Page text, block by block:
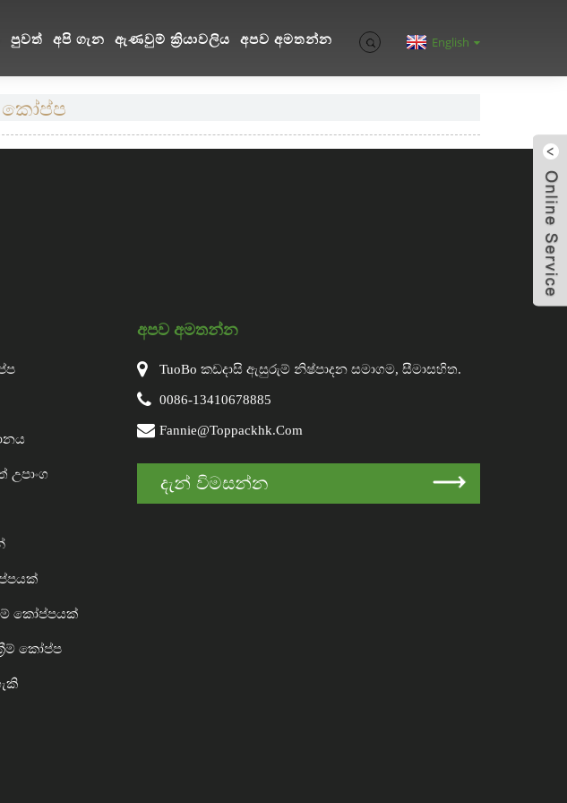
පුවත් අපි ගැන ඇණවුම් ක්‍රියාවලිය අපව අමතන්න English
කෝප්ප
කෝප්පයක්
කෝප්ප
අපව අමතන්න
TuoBo කඩදාසි ඇසුරුම් නිෂ්පාදන සමාගම, සීමාසහිත.
0086-13410678885
Fannie@toppackhk.com
දැන් විමසන්න